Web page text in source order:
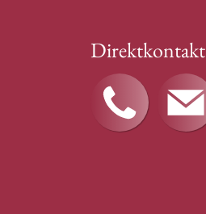
Direktkontakt